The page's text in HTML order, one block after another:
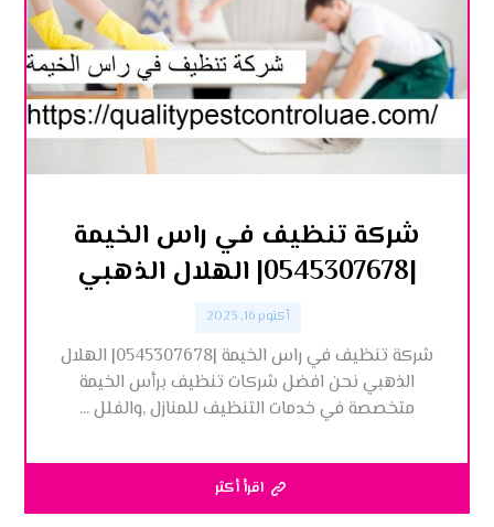
شركة تنظيف في راس الخيمة
|0545307678| الهلال الذهبي
أكتوبر 16, 2023
شركة تنظيف في راس الخيمة |0545307678| الهلال
الذهبي نحن افضل شركات تنظيف برأس الخيمة
متخصصة في خدمات التنظيف للمنازل ,والفلل ...
اقرأ أكثر